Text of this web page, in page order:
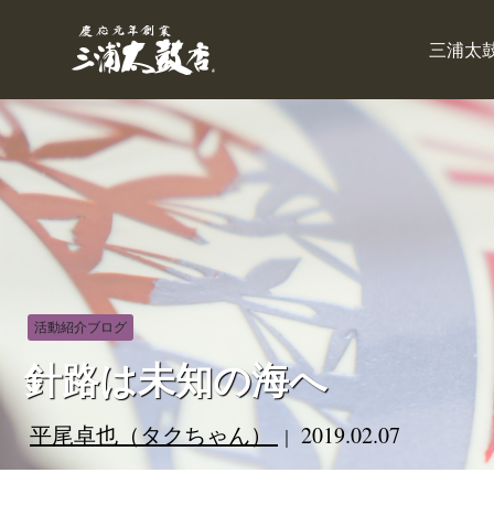
三浦太
活動紹介ブログ
針路は未知の海へ
平尾卓也（タクちゃん） ｜ 2019.02.07